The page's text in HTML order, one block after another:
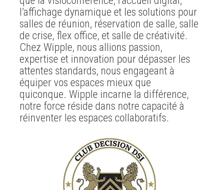
l’affichage dynamique et les solutions pour
salles de réunion, réservation de salle, salle
de crise, flex office, et salle de créativité.
Chez Wipple, nous allions passion,
expertise et innovation pour dépasser les
attentes standards, nous engageant à
équiper vos espaces mieux que
quiconque. Wipple incarne la différence,
notre force réside dans notre capacité à
réinventer les espaces collaboratifs.